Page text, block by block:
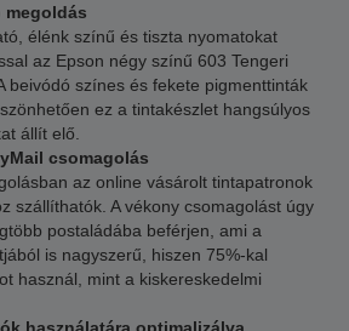
megoldás
élénk színű és tiszta nyomatokat
az Epson négy színű 603 Tengeri
beivódó színes és fekete pigmenttinták
ez a tintakészlet hangsúlyos
állít elő.
csomagolás
az online vásárolt tintapatronok
szállíthatók. A vékony csomagolást úgy
postaládába beférjen, ami a
is nagyszerű, hiszen 75%-kal
használ, mint a kiskereskedelmi